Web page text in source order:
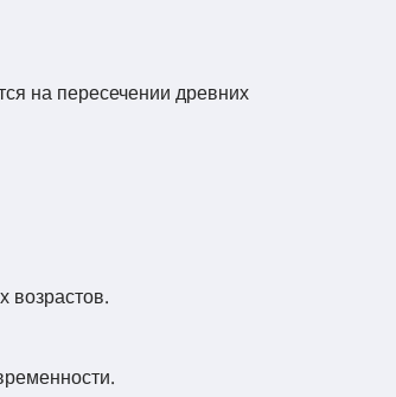
на пересечении древних
возрастов.